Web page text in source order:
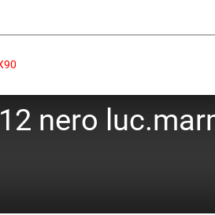
nero